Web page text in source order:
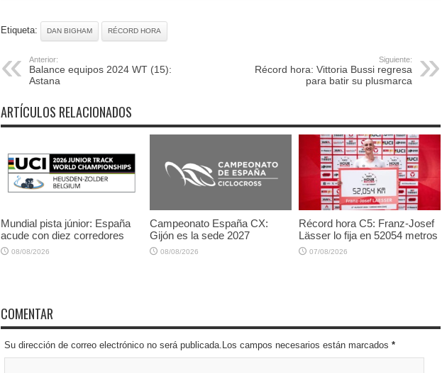
Etiqueta: DAN BIGHAM RÉCORD HORA
Anterior:
Balance equipos 2024 WT (15):
Astana
Siguiente:
Récord hora: Vittoria Bussi regresa
para batir su plusmarca
ARTÍCULOS RELACIONADOS
Mundial pista júnior: España
acude con diez corredores
08/08/2026
Campeonato España CX:
Gijón es la sede 2027
08/08/2026
Récord hora C5: Franz-Josef
Lässer lo fija en 52054 metros
07/08/2026
COMENTAR
Su dirección de correo electrónico no será publicada.Los campos necesarios están marcados *